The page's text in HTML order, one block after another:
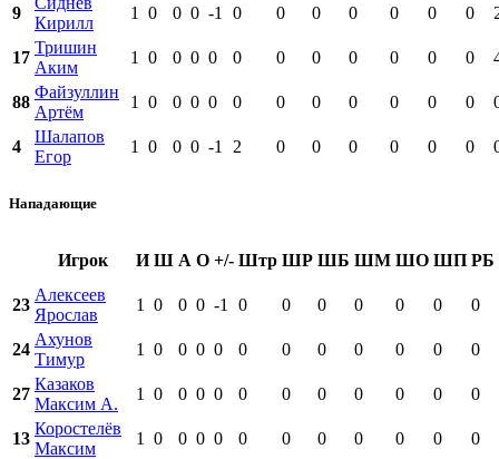
9
Кирилл
1 0 0 0 -1 0 0 0 0 0 0 0
17
Тришин
Аким
1 0 0 0 0 0 0 0 0 0 0 0
88
Файзуллин
Артём
1 0 0 0 0 0 0 0 0 0 0 0
4
Шалапов
Егор
1 0 0 0 -1 2 0 0 0 0 0 0
Нападающие
Игрок И Ш А О +/- Штр ШР ШБ ШМ ШО ШП РБ
23
Алексеев
Ярослав
1 0 0 0 -1 0 0 0 0 0 0 0
24
Ахунов
Тимур
1 0 0 0 0 0 0 0 0 0 0 0
27
Казаков
Максим А.
1 0 0 0 0 0 0 0 0 0 0 0
13
Коростелёв
Максим
1 0 0 0 0 0 0 0 0 0 0 0